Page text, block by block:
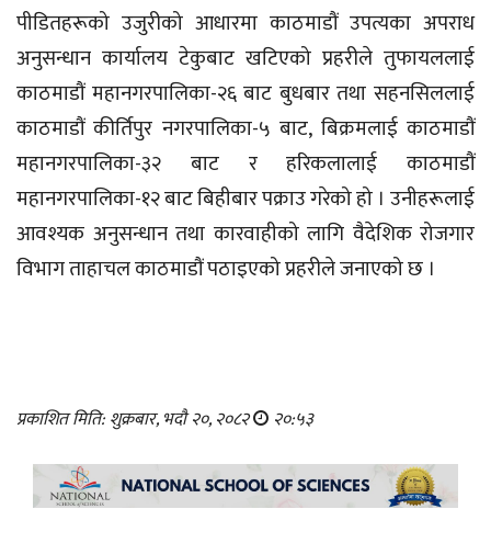
पीडितहरूको उजुरीको आधारमा काठमाडौं उपत्यका अपराध
अनुसन्धान कार्यालय टेकुबाट खटिएको प्रहरीले तुफायललाई
काठमाडौं महानगरपालिका-२६ बाट बुधबार तथा सहनसिललाई
काठमाडौं कीर्तिपुर नगरपालिका-५ बाट, बिक्रमलाई काठमाडौं
महानगरपालिका-३२ बाट र हरिकलालाई काठमाडौं
महानगरपालिका-१२ बाट बिहीबार पक्राउ गरेको हो । उनीहरूलाई
आवश्यक अनुसन्धान तथा कारवाहीको लागि वैदेशिक रोजगार
विभाग ताहाचल काठमाडौं पठाइएको प्रहरीले जनाएको छ ।
प्रकाशित मिति: शुक्रबार, भदौ २०, २०८२ २०:५३